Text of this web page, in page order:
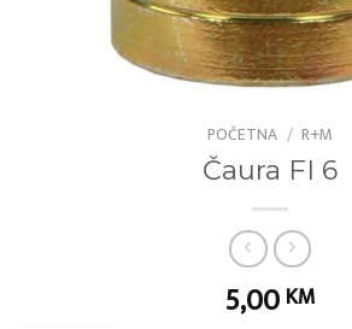
POČETNA / R+M
Čaura FI 6
5,00 KM